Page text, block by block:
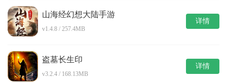
山海经幻想大陆手游
v1.4.8 / 257.4MB
详情
盗墓长生印
v3.2.4 / 168.13MB
详情